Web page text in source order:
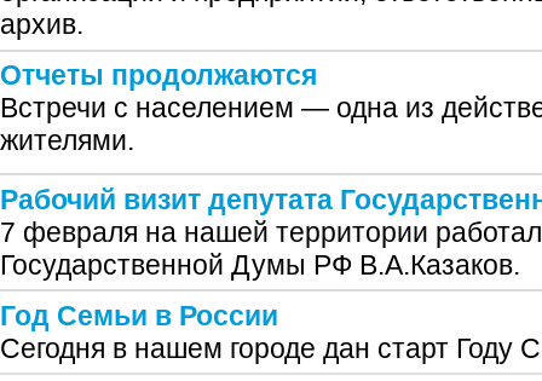
архив.
Отчеты продолжаются
Встречи с населением — одна из
жителями.
Рабочий визит депутата
7 февраля на нашей территории
Государственной Думы РФ В.А.Казаков.
Год Семьи в России
Сегодня в нашем городе дан старт Году